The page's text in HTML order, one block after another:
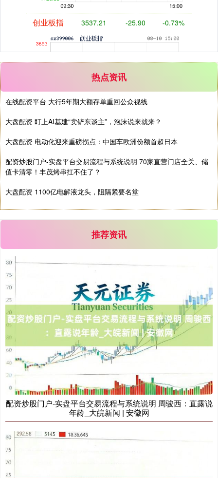
创业板指 -0.73%
基金指数 7247.38 +5.28
国债指数 229.80 +0.11 +0.05%
7881.40 +26.20 +0.33%
热点资讯
在线配资平台 大行5年期大额存单重回公众视线
大盘配资 盯上AI基建“卖铲东谈主”，泡沫说来就来？
大盘配资 电动化迎来重磅拐点：中国车欧洲份额首超日本
配资炒股门户-实盘平台交易流程与系统说明 70家直营门店全关、储
值卡清零！丰茂烤串扛不住了？
大盘配资 1100亿电解液龙头，阻隔紧要名堂
推荐资讯
配资炒股门户-实盘平台交易流程与系统说明 周骏西：直露说
年龄_大皖新闻 | 安徽网